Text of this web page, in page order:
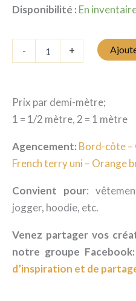
Disponibilité : En
-
Orange
brûlé
+
Prix par demi-mètre;
1 = 1/2 mètre, 2 = 1 mètre
Agencement: Bord-côte –
French terry uni – Orange
Convient pour:
jogger, hoodie, etc.
Venez partager vos
notre groupe Facebook:
d’inspiration et de